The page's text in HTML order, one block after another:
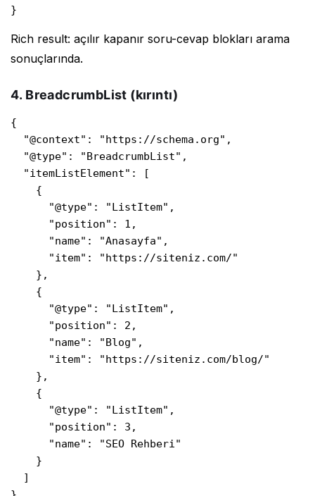
}
Rich result: açılır kapanır soru-cevap blokları arama
sonuçlarında.
4. BreadcrumbList (kırıntı)
{
  "@context": "https://schema.org",
  "@type": "BreadcrumbList",
  "itemListElement": [
    {
      "@type": "ListItem",
      "position": 1,
      "name": "Anasayfa",
      "item": "https://siteniz.com/"
    },
    {
      "@type": "ListItem",
      "position": 2,
      "name": "Blog",
      "item": "https://siteniz.com/blog/"
    },
    {
      "@type": "ListItem",
      "position": 3,
      "name": "SEO Rehberi"
    }
  ]